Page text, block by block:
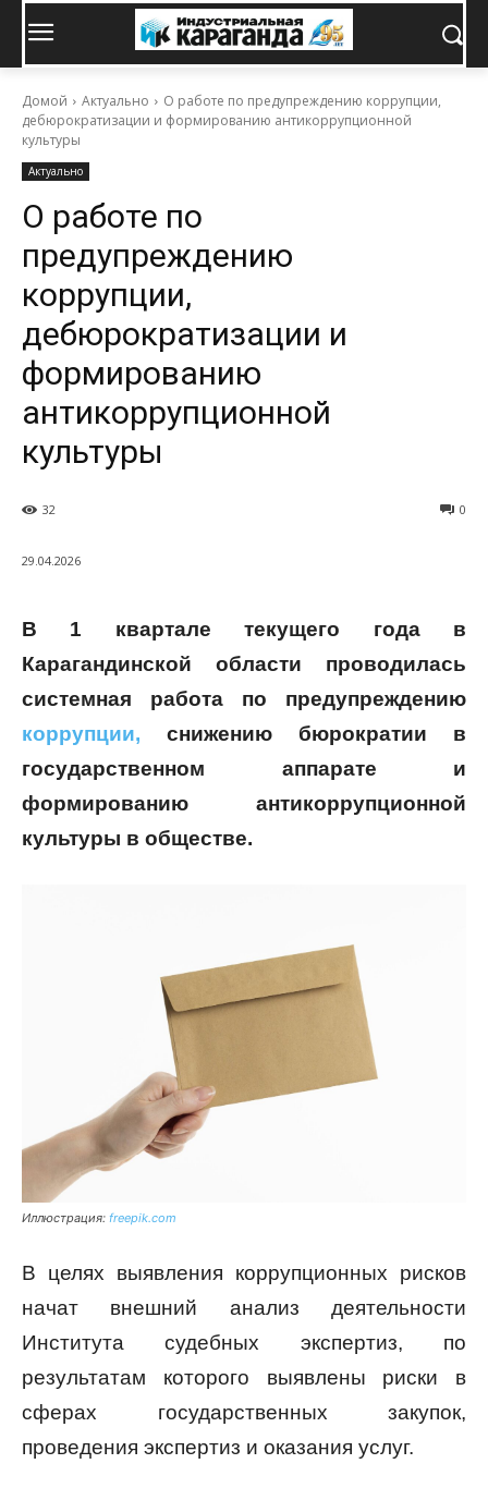
Домой Актуально
О работе по предупреждению коррупции,
дебюрократизации и формированию антикоррупционной
культуры
Актуально
О работе по
предупреждению
коррупции,
дебюрократизации и
формированию
антикоррупционной
культуры
0
32
29.04.2026
В 1 квартале текущего года в
Карагандинской области проводилась
системная работа по предупреждению
коррупции, снижению бюрократии в
государственном аппарате и
формированию антикоррупционной
культуры в обществе.
Иллюстрация: freepik.com
В целях выявления коррупционных рисков
начат внешний анализ деятельности
Института судебных экспертиз, по
результатам которого выявлены риски в
сферах государственных закупок,
проведения экспертиз и оказания услуг.